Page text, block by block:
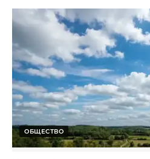
ОБЩЕСТВО